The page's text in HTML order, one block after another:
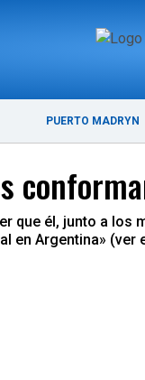
PUERTO MADRYN
que él, junto a
en Argentina» (ver